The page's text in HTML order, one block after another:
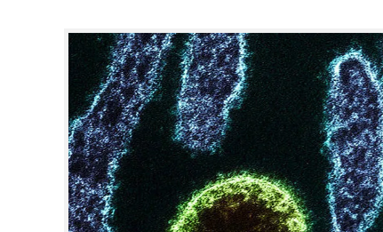
LIFESTYLE